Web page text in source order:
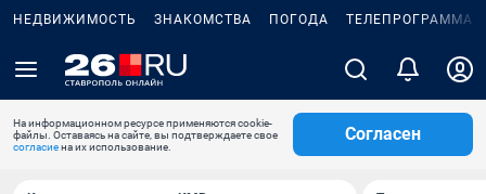
НЕДВИЖИМОСТЬ ЗНАКОМСТВА ПОГОДА ТЕЛЕПРОГРАММА
На информационном ресурсе применяются cookie-
файлы. Оставаясь на сайте, вы подтверждаете свое
согласиена их использование.
Согласен